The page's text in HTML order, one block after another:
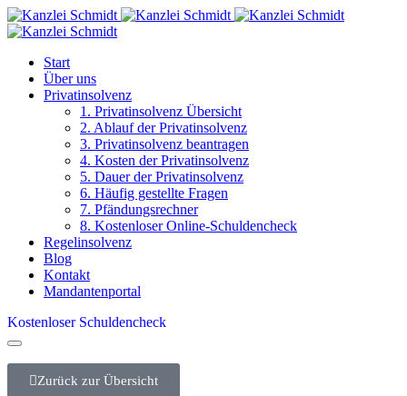
Start
Über uns
Privatinsolvenz
1. Privatinsolvenz Übersicht
2. Ablauf der Privatinsolvenz
3. Privatinsolvenz beantragen
4. Kosten der Privatinsolvenz
5. Dauer der Privatinsolvenz
6. Häufig gestellte Fragen
7. Pfändungsrechner
8. Kostenloser Online-Schuldencheck
Regelinsolvenz
Blog
Kontakt
Mandantenportal
Kostenloser Schuldencheck
Zurück zur Übersicht